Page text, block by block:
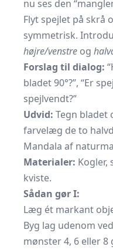
nu ses den
Flyt spejlet på skrå
symmetrisk.
højre/venstre og
Forslag til dialog:
bladet 90°?”, “Er
spejlvendt?”
Udvid: Tegn bladet
farvelæg de to
Mandala af
Materialer: Kogler,
kviste.
Sådan gør I:
Læg ét markant
Byg lag udenom
mønster 4, 6 eller 8